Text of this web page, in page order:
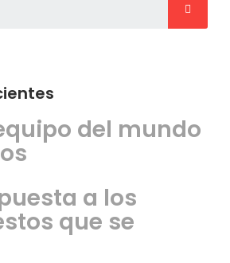
del mundo
a los
que se